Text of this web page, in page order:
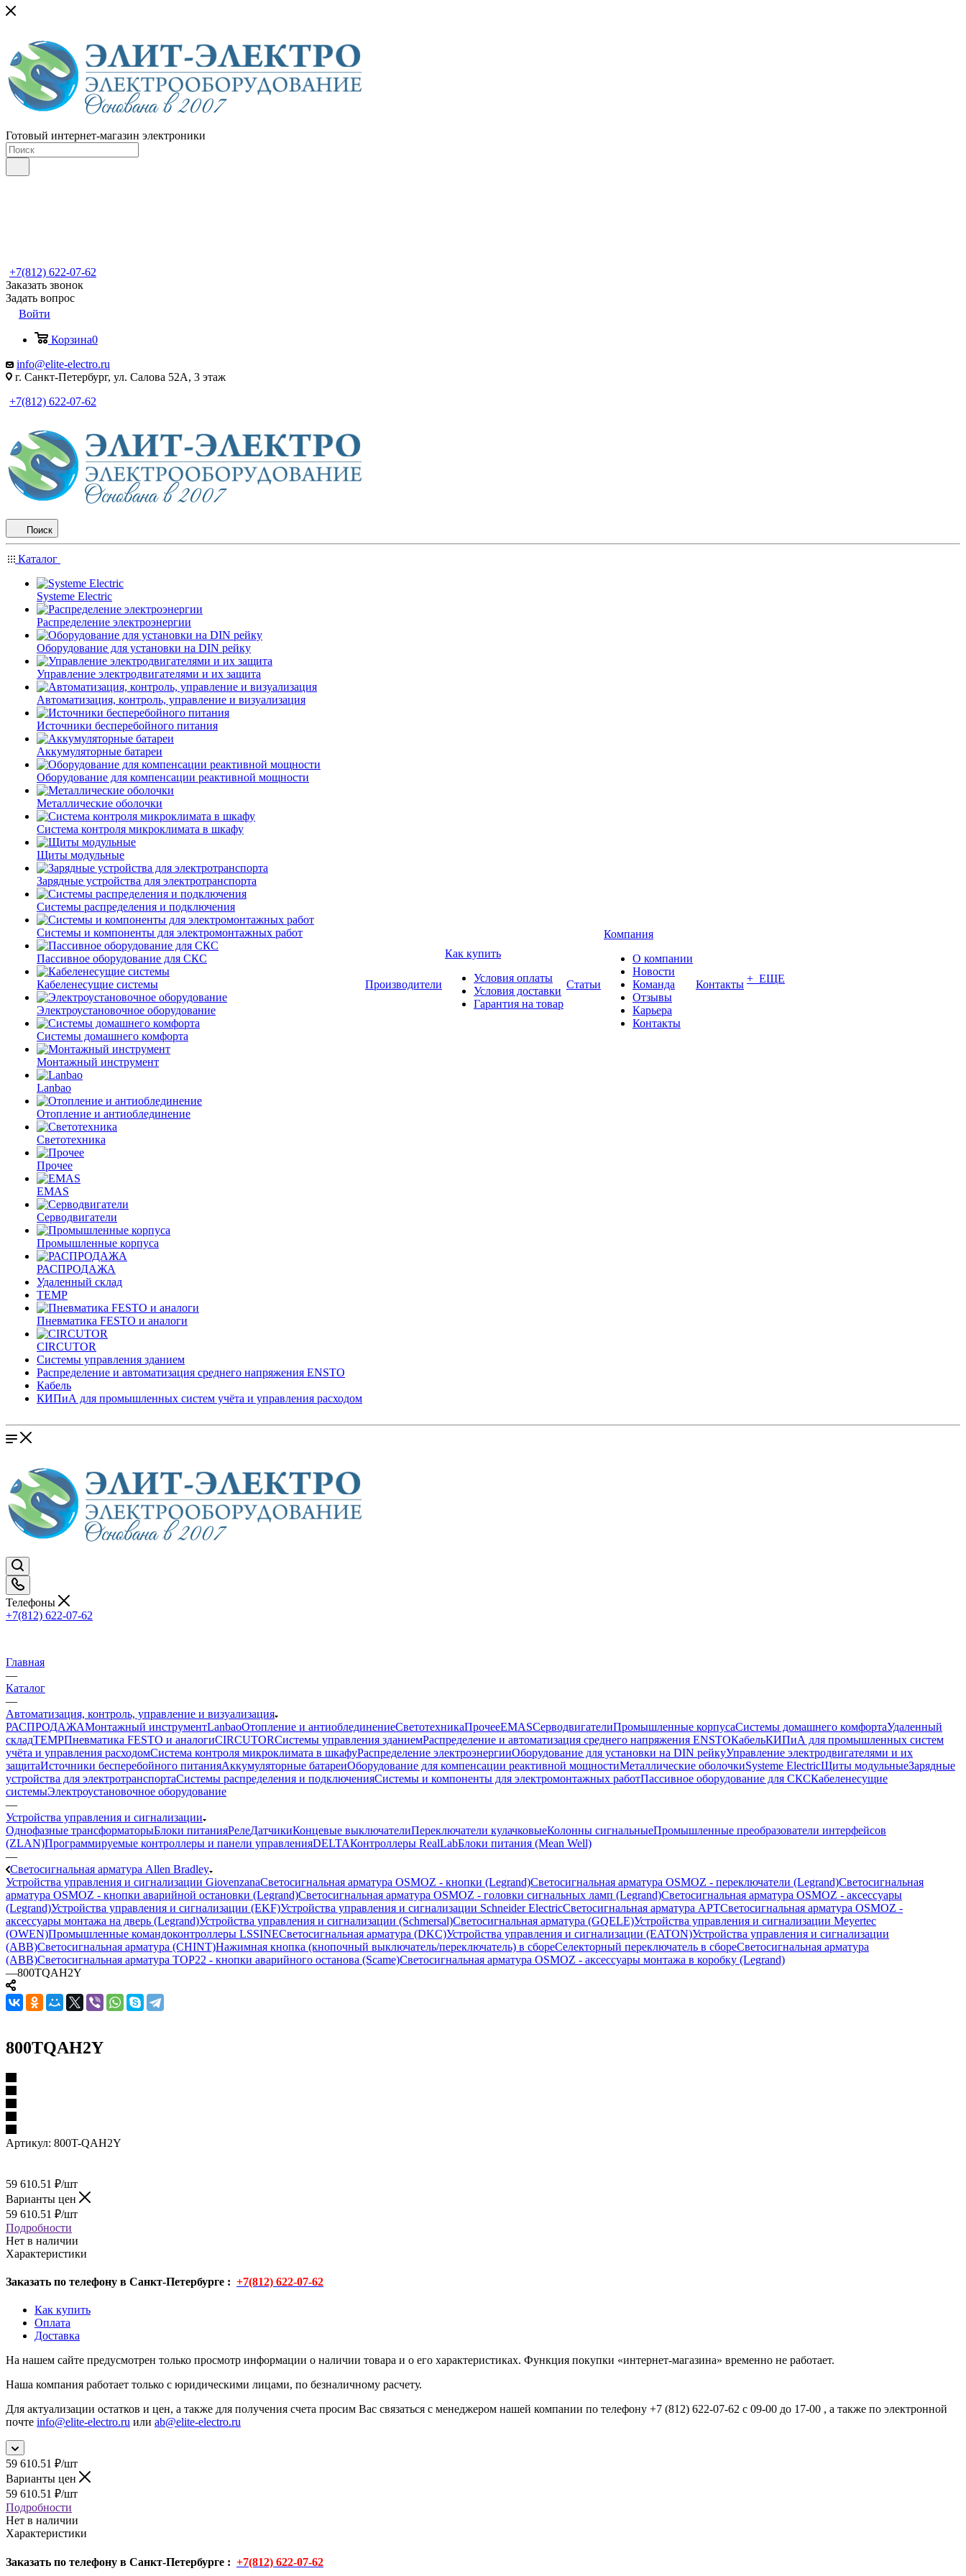
Готовый интернет-магазин электроники
+7(812) 622-07-62
Заказать звонок
Задать вопрос
Войти
Корзина0
info@elite-electro.ru
г. Санкт-Петербург, ул. Салова 52А, 3 этаж
+7(812) 622-07-62
Поиск
Каталог
Systeme Electric
Распределение электроэнергии
Оборудование для установки на DIN рейку
Управление электродвигателями и их защита
Автоматизация, контроль, управление и визуализация
Источники бесперебойного питания
Аккумуляторные батареи
Оборудование для компенсации реактивной мощности
Металлические оболочки
Система контроля микроклимата в шкафу
Щиты модульные
Зарядные устройства для электротранспорта
Системы распределения и подключения
Системы и компоненты для электромонтажных работ
Пассивное оборудование для СКС
Кабеленесущие системы
Электроустановочное оборудование
Системы домашнего комфорта
Монтажный инструмент
Lanbao
Отопление и антиоблединение
Светотехника
Прочее
EMAS
Cерводвигатели
Промышленные корпуса
РАСПРОДАЖА
Удаленный склад
TEMP
Пневматика FESTO и аналоги
CIRCUTOR
Системы управления зданием
Распределение и автоматизация среднего напряжения ENSTO
Кабель
КИПиА для промышленных систем учёта и управления расходом
Производители
Как купить
Условия оплаты
Условия доставки
Гарантия на товар
Статьи
Компания
О компании
Новости
Команда
Отзывы
Карьера
Контакты
Контакты + ЕЩЕ
Телефоны
+7(812) 622-07-62
Главная
—
Каталог
—
Автоматизация, контроль, управление и визуализация
РАСПРОДАЖАМонтажный инструментLanbaoОтопление и антиоблединениеСветотехникаПрочееEMASCерводвигателиПромышленные корпусаСистемы домашнего комфортаУдаленный
складTEMPПневматика FESTO и аналогиCIRCUTORСистемы управления зданиемРаспределение и автоматизация среднего напряжения ENSTOКабельКИПиА для промышленных систем
учёта и управления расходомСистема контроля микроклимата в шкафуРаспределение электроэнергииОборудование для установки на DIN рейкуУправление электродвигателями и их
защитаИсточники бесперебойного питанияАккумуляторные батареиОборудование для компенсации реактивной мощностиМеталлические оболочкиSysteme ElectricЩиты модульныеЗарядные
устройства для электротранспортаСистемы распределения и подключенияСистемы и компоненты для электромонтажных работПассивное оборудование для СКСКабеленесущие
системыЭлектроустановочное оборудование
—
Устройства управления и сигнализации
Однофазные трансформаторыБлоки питанияРелеДатчикиКонцевые выключателиПереключатели кулачковыеКолонны сигнальныеПромышленные преобразователи интерфейсов
(ZLAN)Программируемые контроллеры и панели управленияDELTAКонтроллеры RealLabБлоки питания (Mean Well)
—
Светосигнальная арматура Allen Bradley
Устройства управления и сигнализации GiovenzanaСветосигнальная арматура OSMOZ - кнопки (Legrand)Светосигнальная арматура OSMOZ - переключатели (Legrand)Светосигнальная
арматура OSMOZ - кнопки аварийной остановки (Legrand)Светосигнальная арматура OSMOZ - головки сигнальных ламп (Legrand)Светосигнальная арматура OSMOZ - аксессуары
(Legrand)Устройства управления и сигнализации (EKF)Устройства управления и сигнализации Schneider ElectricСветосигнальная арматура APTСветосигнальная арматура OSMOZ -
аксессуары монтажа на дверь (Legrand)Устройства управления и сигнализации (Schmersal)Светосигнальная арматура (GQELE)Устройства управления и сигнализации Meyertec
(OWEN)Промышленные командоконтроллеры LSSINEСветосигнальная арматура (DKC)Устройства управления и сигнализации (EATON)Устройства управления и сигнализации
(ABB)Светосигнальная арматура (CHINT)Нажимная кнопка (кнопочный выключатель/переключатель) в сбореСелекторный переключатель в сбореСветосигнальная арматура
(ABB)Светосигнальная арматура TOP22 - кнопки аварийного останова (Scame)Светосигнальная арматура OSMOZ - аксессуары монтажа в коробку (Legrand)
—800TQAH2Y
800TQAH2Y
Артикул: 800T-QAH2Y
59 610.51 ₽/шт
Варианты цен
59 610.51 ₽/шт
Подробности
Нет в наличии
Характеристики
Заказать по телефону в Санкт-Петербурге : +7(812) 622-07-62
Как купить
Оплата
Доставка
На нашем сайте предусмотрен только просмотр информации о наличии товара и о его характеристиках. Функция покупки «интернет-магазина» временно не работает.
Наша компания работает только с юридическими лицами, по безналичному расчету.
Для актуализации остатков и цен, а также для получения счета просим Вас связаться с менеджером нашей компании по телефону +7 (812) 622-07-62 с 09-00 до 17-00 , а также по электронной
почте info@elite-electro.ru или ab@elite-electro.ru
59 610.51 ₽/шт
Варианты цен
59 610.51 ₽/шт
Подробности
Нет в наличии
Характеристики
Заказать по телефону в Санкт-Петербурге : +7(812) 622-07-62